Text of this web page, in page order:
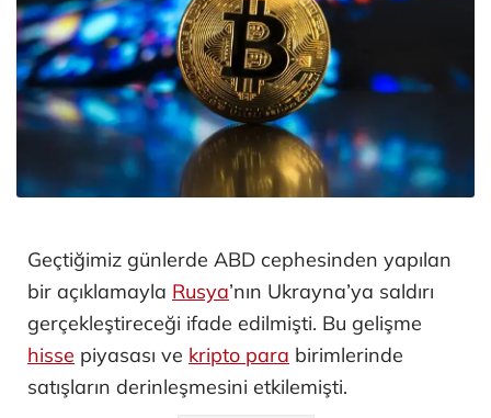
Geçtiğimiz günlerde ABD cephesinden yapılan
bir açıklamayla Rusya’nın Ukrayna’ya saldırı
gerçekleştireceği ifade edilmişti. Bu gelişme
hisse piyasası ve kripto para birimlerinde
satışların derinleşmesini etkilemişti.